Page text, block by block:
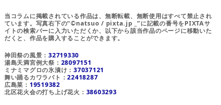
当コラムに掲載されている作品は、無断転載、無断使用はすべて禁止され
ています。写真右下の“©natsuo / pixta.jp _”に記載の番号をPIXTAサ
イトの検索バーに入力いただくか、以下から該当作品のページに移動いた
だくと、作品を購入することができます。
神田祭の風景：32719330
湯島天満宮例大祭： 28097151
ミナミマグロの氷漬け：37037121
舞い踊るカワラバト：22418287
広島菜： 19519382
北区花火会の打ち上げ花火： 38603293